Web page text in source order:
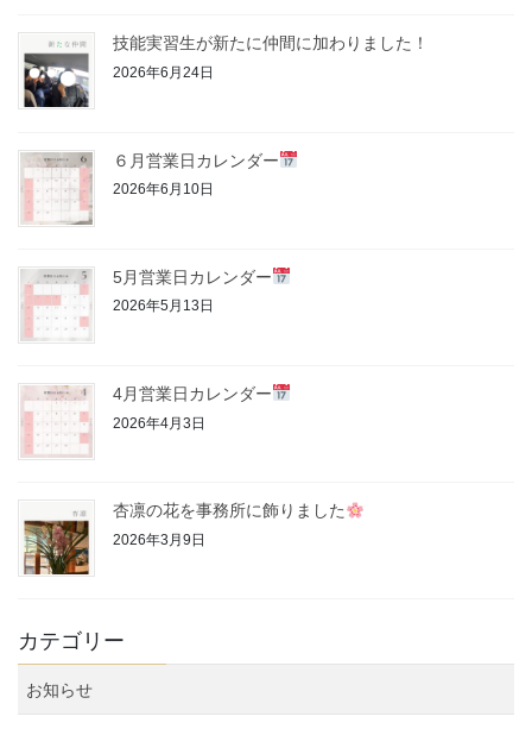
技能実習生が新たに仲間に加わりました！
2026年6月24日
６月営業日カレンダー
2026年6月10日
5月営業日カレンダー
2026年5月13日
4月営業日カレンダー
2026年4月3日
杏凛の花を事務所に飾りました
2026年3月9日
カテゴリー
お知らせ